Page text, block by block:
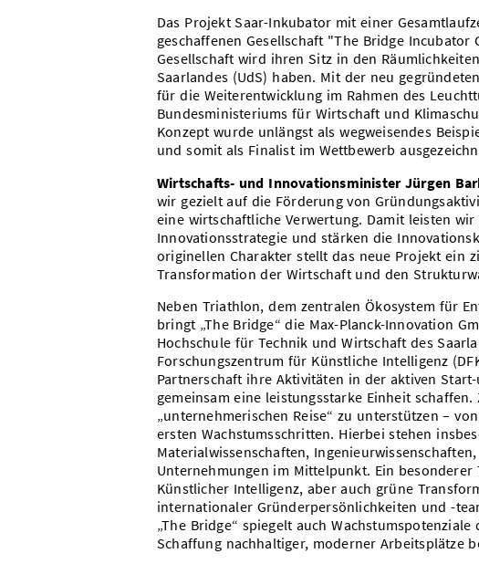
Das Projekt Saar-Inkubator mit einer
geschaffenen Gesellschaft "The Bridge Incubator
Gesellschaft wird ihren Sitz in den
Saarlandes (UdS) haben. Mit der neu
für die Weiterentwicklung im Rahmen des
Bundesministeriums für Wirtschaft und
Konzept wurde unlängst als wegweisendes
und somit als Finalist im Wettbewerb
Wirtschafts- und Innovationsminister Jürgen
wir gezielt auf die Förderung von
eine wirtschaftliche Verwertung. Damit leisten
Innovationsstrategie und stärken die
originellen Charakter stellt das neue Projekt ein
Transformation der Wirtschaft und den
Neben Triathlon, dem zentralen Ökosystem für
bringt „The Bridge“ die Max-Planck-Innovation
Hochschule für Technik und Wirtschaft des
Forschungszentrum für Künstliche Intelligenz
Partnerschaft ihre Aktivitäten in der aktiven
gemeinsam eine leistungsstarke Einheit
„unternehmerischen Reise“ zu unterstützen –
ersten Wachstumsschritten. Hierbei stehen
Materialwissenschaften,
Unternehmungen im Mittelpunkt. Ein
Künstlicher Intelligenz, aber auch grüne
internationaler Gründerpersönlichkeiten und -
„The Bridge“ spiegelt auch
Schaffung nachhaltiger, moderner Arbeitsplätze